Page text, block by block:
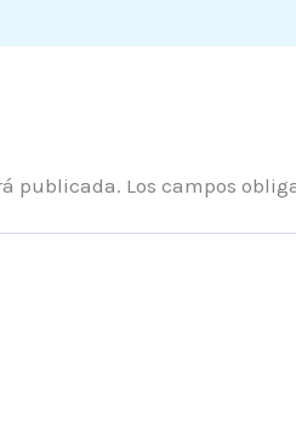
publicada. Los campos